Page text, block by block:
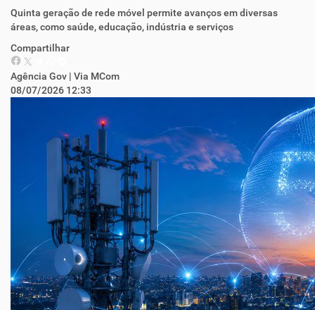
Quinta geração de rede móvel permite avanços em diversas
áreas, como saúde, educação, indústria e serviços
Compartilhar
Agência Gov | Via MCom
08/07/2026 12:33